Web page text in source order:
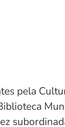
pela